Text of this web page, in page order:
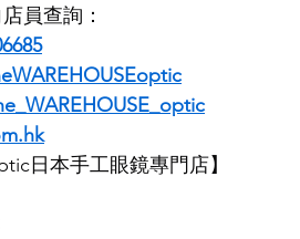
員查詢：
日本手工眼鏡專門店】